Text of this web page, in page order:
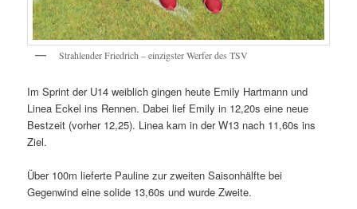
Strahlender Friedrich – einzigster Werfer des TSV
Im Sprint der U14 weiblich gingen heute Emily Hartmann und
Linea Eckel ins Rennen. Dabei lief Emily in 12,20s eine neue
Bestzeit (vorher 12,25). Linea kam in der W13 nach 11,60s ins
Ziel.
Über 100m lieferte Pauline zur zweiten Saisonhälfte bei
Gegenwind eine solide 13,60s und wurde Zweite.